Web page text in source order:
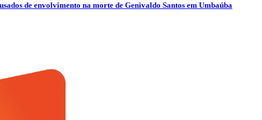
de envolvimento na morte de Genivaldo Santos em Umbaúba